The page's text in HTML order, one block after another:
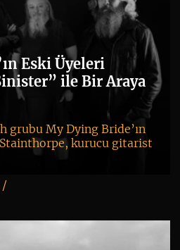
Eski Üyeleri
ile Bir Araya
grubu My Dying Bride’ın
kurucu gitarist